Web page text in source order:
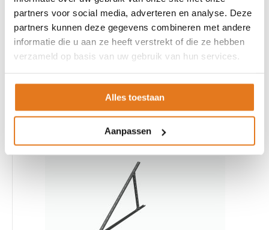
partners voor social media, adverteren en analyse. Deze
partners kunnen deze gegevens combineren met andere
informatie die u aan ze heeft verstrekt of die ze hebben
verzameld op basis van uw gebruik van hun services.
Alles toestaan
Aanpassen
Collector t.b.v. hybride warmtepomp systeem
€ 290,00 Excl. BTW